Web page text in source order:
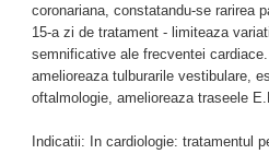
coronariana, constatandu-se rarirea
15-a zi de tratament - limiteaza
semnificative ale frecventei
amelioreaza tulburarile vestibulare,
oftalmologie, amelioreaza traseele
Indicatii: In cardiologie: tratamentul